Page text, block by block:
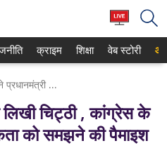
क्राइम शिक्षा वेब स्टोरी
खड़गे ने प्रधानमंत्री को लिखी चिट्ठी , कांग्रेस के घोषणा पत्र की वास्तविकता को समझने की पैमाइश
चिट्ठी , कांग्रेस के
को समझने की पैमाइश